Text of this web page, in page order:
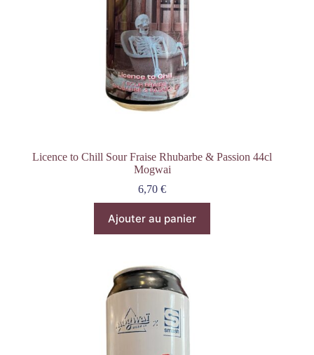
Licence to Chill Sour Fraise Rhubarbe & Passion 44cl
Mogwai
6,70€
Ajouter au panier